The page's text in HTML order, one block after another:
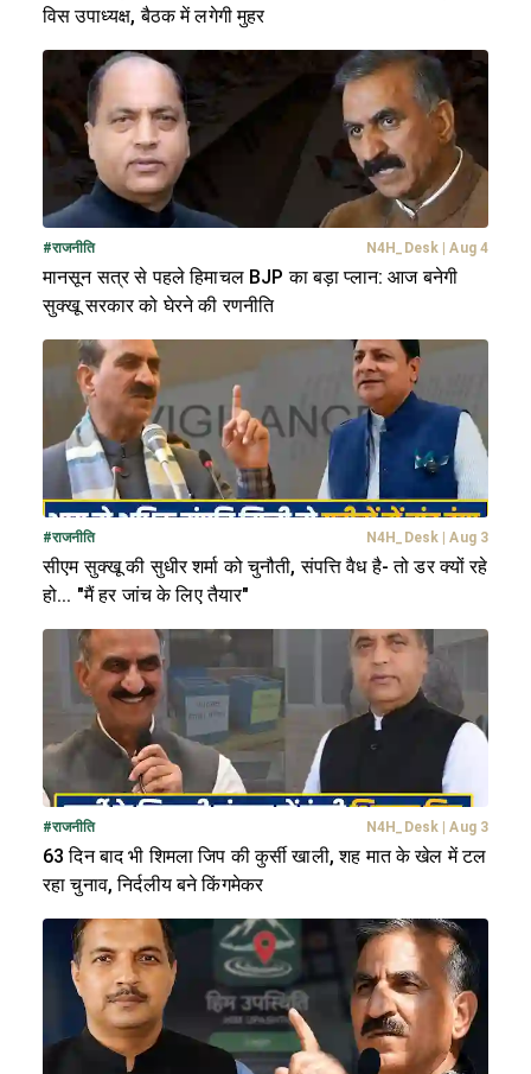
विस उपाध्यक्ष, बैठक में लगेगी मुहर
#राजनीति N4H_Desk | Aug 4
मानसून सत्र से पहले हिमाचल BJP का बड़ा प्लान: आज बनेगी
सुक्खू सरकार को घेरने की रणनीति
#राजनीति N4H_Desk | Aug 3
सीएम सुक्खू की सुधीर शर्मा को चुनौती, संपत्ति वैध है- तो डर क्यों रहे
हो... "मैं हर जांच के लिए तैयार"
#राजनीति N4H_Desk | Aug 3
63 दिन बाद भी शिमला जिप की कुर्सी खाली, शह मात के खेल में टल
रहा चुनाव, निर्दलीय बने किंगमेकर